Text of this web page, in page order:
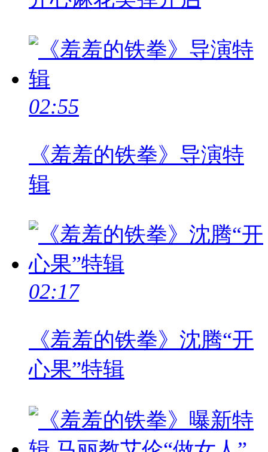
02:55
《羞羞的铁拳》导演特
辑
02:17
《羞羞的铁拳》沈腾“开
心果”特辑